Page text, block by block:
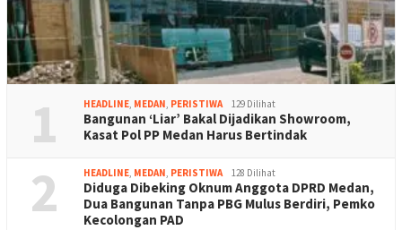
1 HEADLINE, MEDAN, PERISTIWA 129 Dilihat
Bangunan ‘Liar’ Bakal Dijadikan Showroom,
Kasat Pol PP Medan Harus Bertindak
2 HEADLINE, MEDAN, PERISTIWA 128 Dilihat
Diduga Dibeking Oknum Anggota DPRD Medan,
Dua Bangunan Tanpa PBG Mulus Berdiri, Pemko
Kecolongan PAD